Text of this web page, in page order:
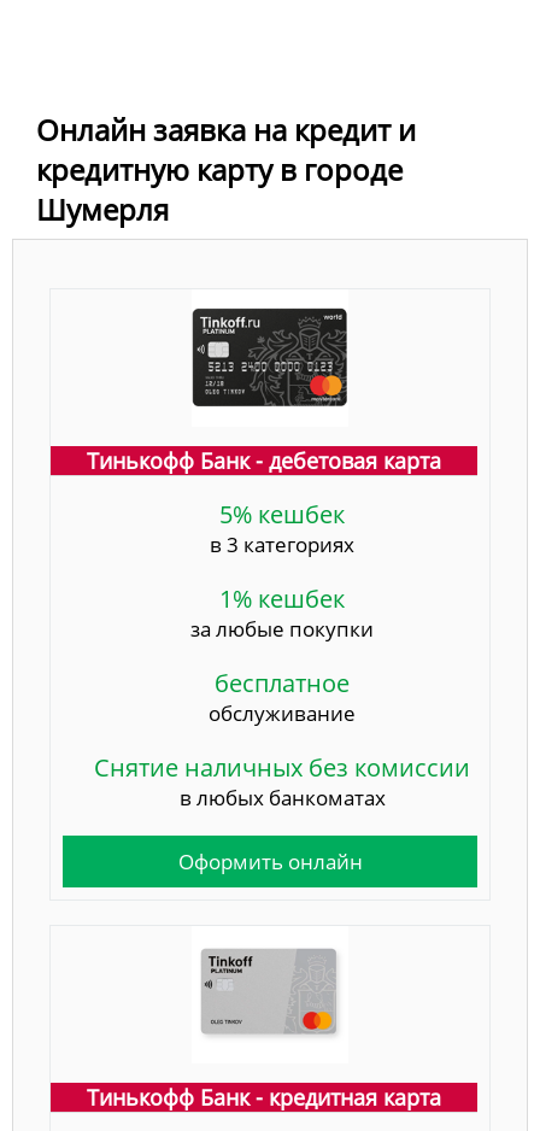
Онлайн заявка на кредит и
кредитную карту в городе
Шумерля
Тинькофф Банк - дебетовая карта
5% кешбек
в 3 категориях
1% кешбек
за любые покупки
бесплатное
обслуживание
Снятие наличных без комиссии
в любых банкоматах
Оформить онлайн
Тинькофф Банк - кредитная карта